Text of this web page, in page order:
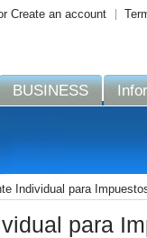
Create an account
BUSINESS
Individual para
para